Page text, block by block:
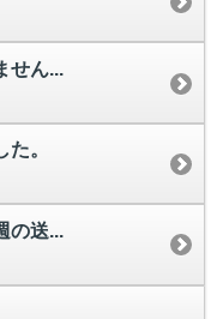
せん...
。
の送...